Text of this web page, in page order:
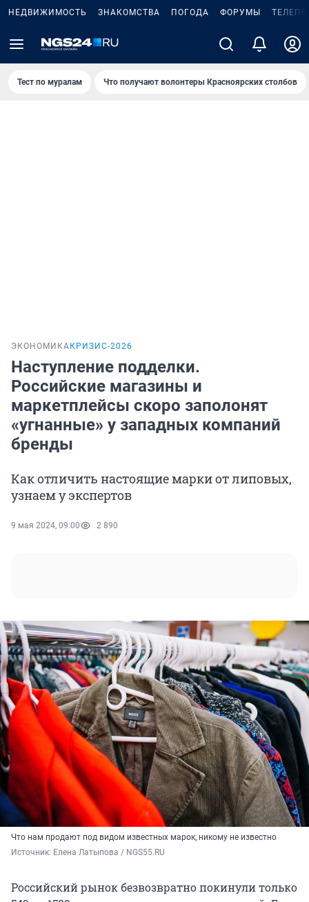
НЕДВИЖИМОСТЬ ЗНАКОМСТВА ПОГОДА ФОРУМЫ
Тест по мурaлaм Что получают волонтеры Красноярских столбов
ЭКОНОМИКА КРИЗИС-2026
Наступление подделки.
Российские магазины и
маркетплейсы скоро заполонят
«угнанные» у западных компаний
бренды
Как отличить настоящие марки от липовых,
узнаем у экспертов
9 мая 2024, 09:00 2 890
Что нам продают под видом известных марок, никому не известно
Источник: Елена Латыпова / NGS55.RU
Российский рынок безвозвратно покинули только